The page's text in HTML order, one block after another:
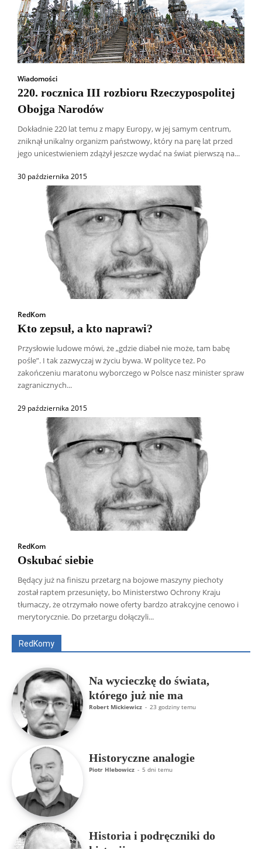
Wiadomości
220. rocznica III rozbioru Rzeczypospolitej
Obojga Narodów
Dokładnie 220 lat temu z mapy Europy, w jej samym centrum,
zniknął unikalny organizm państwowy, który na parę lat przed
jego unicestwieniem zdążył jeszcze wydać na świat pierwszą na...
30 października 2015
RedKom
Kto zepsuł, a kto naprawi?
Przysłowie ludowe mówi, że „gdzie diabeł nie może, tam babę
pośle”. I tak zazwyczaj w życiu bywa. W polityce też. Po
zakończeniu maratonu wyborczego w Polsce nasz minister spraw
zagranicznych...
29 października 2015
RedKom
Oskubać siebie
Będący już na finiszu przetarg na bojowe maszyny piechoty
został raptem przesunięty, bo Ministerstwo Ochrony Kraju
tłumaczy, że otrzymało nowe oferty bardzo atrakcyjne cenowo i
merytorycznie. Do przetargu dołączyli...
RedKomy
Wszyscy Aleksander Borowik
Antoni Radczenko
Artur Płokszto
Grzegorz Górny
ks. Jarosław Wąsowicz SDB
Na wycieczkę do świata,
którego już nie ma
Robert Mickiewicz - 23 godziny temu
Historyczne analogie
Piotr Hlebowicz - 5 dni temu
Historia i podręczniki do